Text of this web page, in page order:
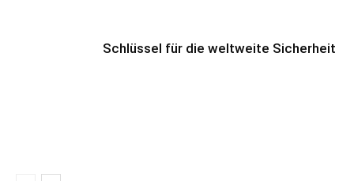
Schlüssel für die weltweite Sicherheit